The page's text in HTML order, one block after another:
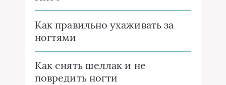
Как правильно ухаживать за
ногтями
Как снять шеллак и не
повредить ногти